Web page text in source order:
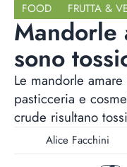
FOOD FRUTTA &
Mandorle
sono
Le mandorle
pasticceria e
crude risultano
Alice Facchini